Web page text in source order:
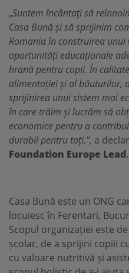
„Suntem încântați să
Casa Bună și să sprijinim
Romania în construirea
oportunități educaționale
hrană pentru copii. În
alimentației și al băuturilor,
sprijinirea unui sistem mai
în care trăim și lucrăm să
economice pentru a
durabil pentru toți.”, a
Foundation Europe Lead.
Casa Bună este un ONG
locuiesc în Ferentari,
Scopul organizației este
școlar, de a sprijini copiii
cu valoare nutritivă și